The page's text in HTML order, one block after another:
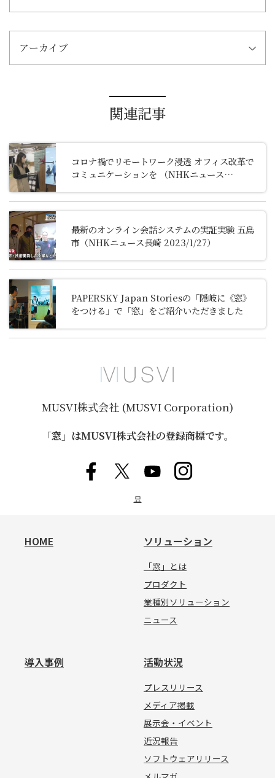
アーカイブ
関連記事
コロナ禍でリモートワーク浸透 オフィス改革で
コミュニケーションを （NHKニュース
最新のオンライン会話システムの実証実験 五島
市（NHKニュース長崎 2023/1/27）
PAPERSKY Japan Storiesの「隠岐に《窓》
をつける」で「窓」をご紹介いただきました
MUSVI株式会社 (MUSVI Corporation)
「窓」はMUSVI株式会社の登録商標です。
묘
HOME ソリューション
「窓」とは
プロダクト
業種別ソリューション
ニュース
導入事例 活動状況
プレスリリース
メディア掲載
展示会・イベント
近況報告
ソフトウェアリリース